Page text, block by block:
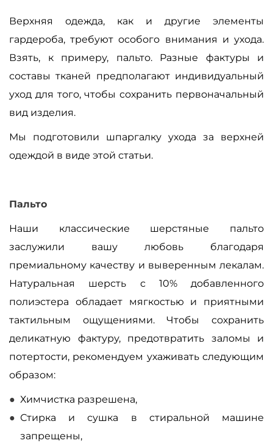
Верхняя одежда, как и другие элементы
гардероба, требуют особого внимания и ухода.
Взять, к примеру, пальто. Разные фактуры и
составы тканей предполагают индивидуальный
уход для того, чтобы сохранить первоначальный
вид изделия.
Мы подготовили шпаргалку ухода за верхней
одеждой в виде этой статьи.
Пальто
Наши классические шерстяные пальто
заслужили вашу любовь благодаря
премиальному качеству и выверенным лекалам.
Натуральная шерсть с 10% добавленного
полиэстера обладает мягкостью и приятными
тактильным ощущениями. Чтобы сохранить
деликатную фактуру, предотвратить заломы и
потертости, рекомендуем ухаживать следующим
образом:
Химчистка разрешена,
Стирка и сушка в стиральной машине
запрещены,